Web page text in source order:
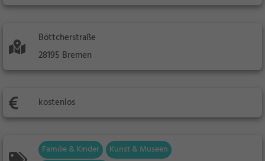
Böttcherstraße
28195 Bremen
kostenlos
Familie & Kinder
Kunst & Museen